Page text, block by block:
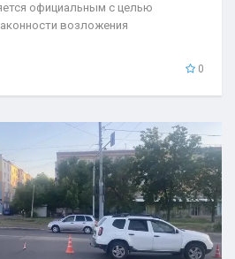
официальным с целью
возложения
0